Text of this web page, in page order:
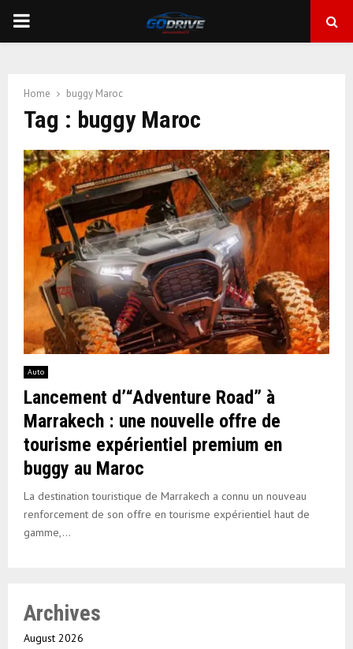
PRIMARY
Home buggy Maroc
Tag : buggy Maroc
Auto
Lancement d’“Adventure Road” à
Marrakech : une nouvelle offre de
tourisme expérientiel premium en
buggy au Maroc
La destination touristique de Marrakech a connu un nouveau
renforcement de son offre en tourisme expérientiel haut de
gamme,...
Archives
August 2026